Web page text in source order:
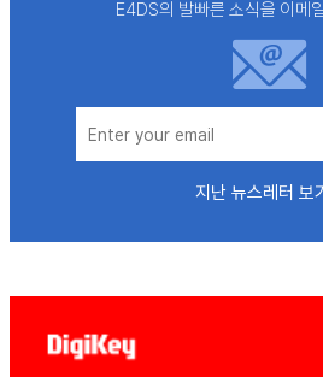
E4DS의 발빠른 소식을 이메
지난 뉴스레터 보